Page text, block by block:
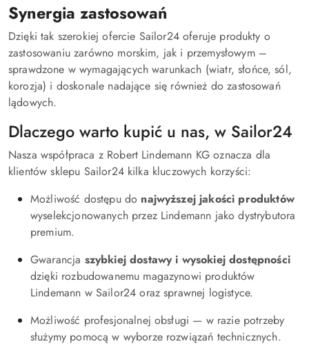
Synergia zastosowań
Dzięki tak szerokiej ofercie Sailor24 oferuje produkty o
zastosowaniu zarówno morskim, jak i przemysłowym –
sprawdzone w wymagających warunkach (wiatr, słońce, sól,
korozja) i doskonale nadające się również do zastosowań
lądowych.
Dlaczego warto kupić u nas, w Sailor24
Nasza współpraca z Robert Lindemann KG oznacza dla
klientów sklepu Sailor24 kilka kluczowych korzyści:
Możliwość dostępu do najwyższej jakości produktów
wyselekcjonowanych przez Lindemann jako dystrybutora
premium.
Gwarancja szybkiej dostawy i wysokiej dostępności
dzięki rozbudowanemu magazynowi produktów
Lindemann w Sailor24 oraz sprawnej logistyce.
Możliwość profesjonalnej obsługi — w razie potrzeby
służymy pomocą w wyborze rozwiązań technicznych.